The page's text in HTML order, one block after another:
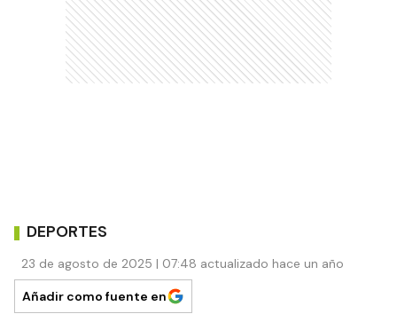
DEPORTES
23 de agosto de 2025 | 07:48 actualizado hace un año
Añadir como fuente en